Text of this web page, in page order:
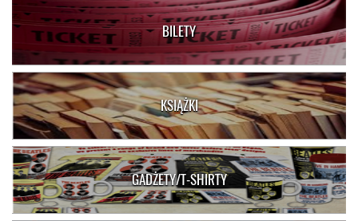
BILETY
KSIĄŻKI
GADŻETY/T-SHIRTY